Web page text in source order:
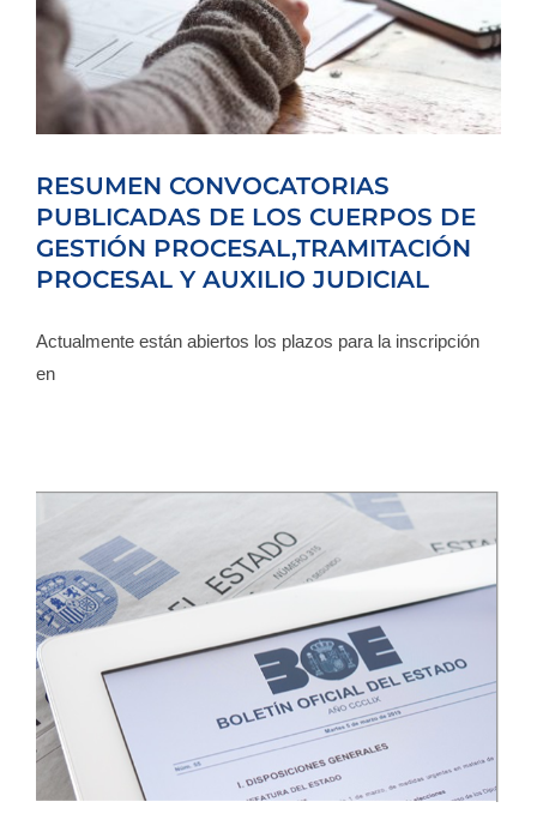
RESUMEN CONVOCATORIAS
PUBLICADAS DE LOS CUERPOS DE
GESTIÓN PROCESAL,TRAMITACIÓN
PROCESAL Y AUXILIO JUDICIAL
Actualmente están abiertos los plazos para la inscripción
en